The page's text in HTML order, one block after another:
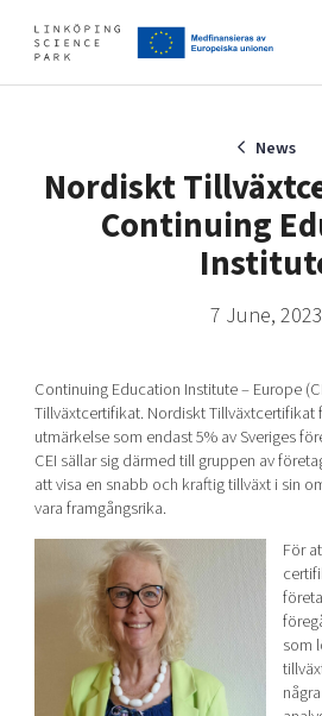
Find your network
Cybersecurity
Internet of Things
Manufacturing industries
Global talent
Visual technologies
Shaping cities and regions
Bright East
East Sweden Tech Women
Develop your company
Upgrade your skills & master
Tech startups
Upscaling
Talent & skills
Startup & industry collaboration
Offers to boost your business
About
Our story, mission & vision
Our community of companies
Projects
Publications
Project toolbox
40 years anniversary
Today's lunch in Mjärdevi
News
Nordiskt
Continuing
7 June, 2023
Continuing Education Institute – Europe
Tillväxtcertifikat. Nordiskt Tillväxtcertifikat
utmärkelse som endast 5% av Sveriges
CEI sällar sig därmed till gruppen av
att visa en snabb och kraftig tillväxt i sin
vara framgångsrika.
För
som